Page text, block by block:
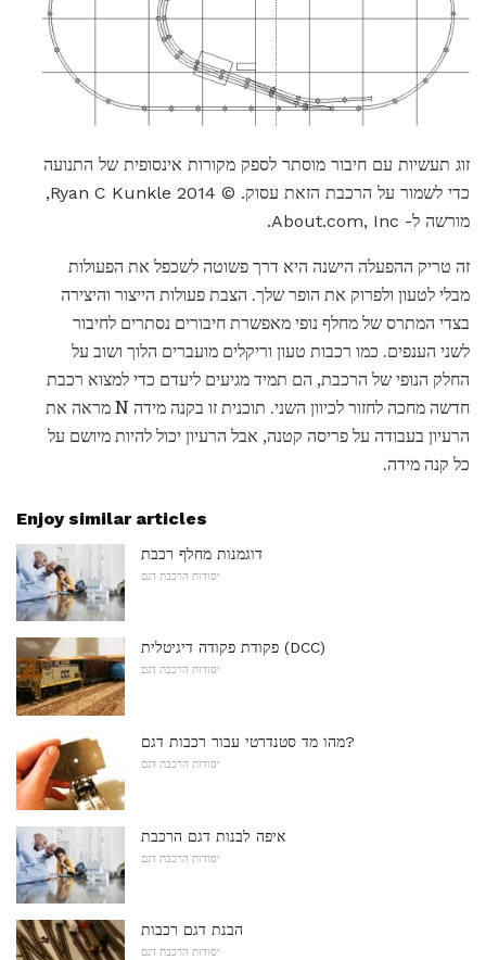
זוג תעשיות עם חיבור מוסתר לספק מקורות אינסופית של התנועה
כדי לשמור על הרכבת הזאת עסוק. © 2014 Ryan C Kunkle,
מורשה ל- About.com, Inc.
זה טריק ההפעלה הישנה היא דרך פשוטה לשכפל את הפעולות
מבלי לטעון ולפרוק את הופר שלך. הצבת פעולות הייצור והיצירה
בצדי המתרס של מחלף נופי מאפשרת חיבורים נסתרים לחיבור
לשני הענפים. כמו רכבות טעון וריקלים מועברים הלוך ושוב על
החלק הנופי של הרכבת, הם תמיד מגיעים ליעדם כדי למצוא רכבת
חדשה מחכה לחזור לכיוון השני. תוכנית זו בקנה מידה N מראה את
הרעיון בעבודה על פריסה קטנה, אבל הרעיון יכול להיות מיושם על
כל קנה מידה.
Enjoy similar articles
דוגמנות מחלף רכבת
יסודות הרכבת דגם
פקודת פקודה דיגיטלית (DCC)
יסודות הרכבת דגם
מהו מד סטנדרטי עבור רכבות דגם?
יסודות הרכבת דגם
איפה לבנות דגם הרכבת
יסודות הרכבת דגם
הבנת דגם רכבות
יסודות הרכבת דגם